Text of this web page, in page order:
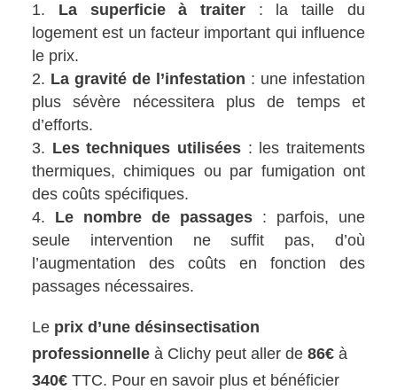
La superficie à traiter : la taille du
logement est un facteur important qui influence
le prix.
La gravité de l’infestation : une infestation
plus sévère nécessitera plus de temps et
d’efforts.
Les techniques utilisées : les traitements
thermiques, chimiques ou par fumigation ont
des coûts spécifiques.
Le nombre de passages : parfois, une
seule intervention ne suffit pas, d’où
l’augmentation des coûts en fonction des
passages nécessaires.
Le prix d’une désinsectisation
professionnelle à Clichy peut aller de86€ à
340€ TTC. Pour en savoir plus et bénéficier